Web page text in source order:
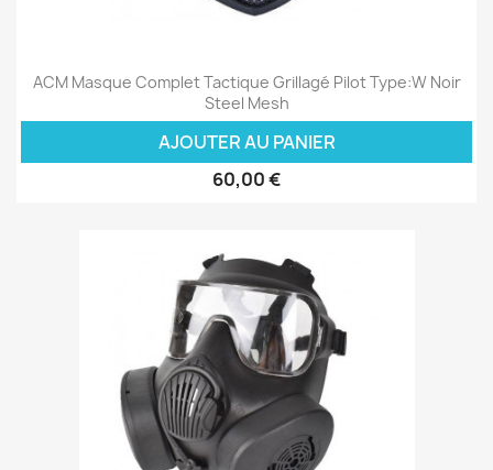
ACM Masque Complet Tactique Grillagé Pilot Type:W Noir
Steel Mesh
AJOUTER AU PANIER
60,00 €